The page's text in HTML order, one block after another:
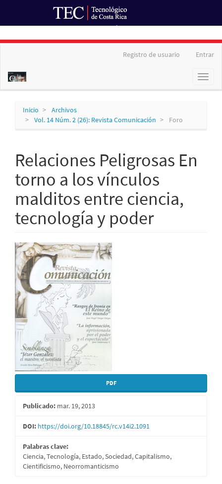
principal
Registro de usuario Entrar
Toggle
Inicio
Archivos
Vol. 14 Núm. 2 (26): Revista Comunicación
Foro
Relaciones Peligrosas En
torno a los vínculos
malditos entre ciencia,
tecnología y poder
Barra
lateral
del
artículo
PDF
Publicado: mar. 19, 2013
DOI: https://doi.org/10.18845/rc.v14i2.1091
Palabras clave:
Ciencia, Tecnología, Estado, Sociedad, Capitalismo,
Cientificismo, Neorromanticismo